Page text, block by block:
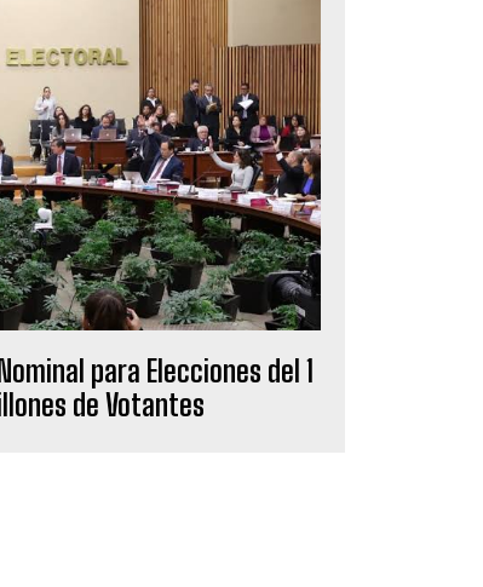
para Elecciones del 1
de Votantes